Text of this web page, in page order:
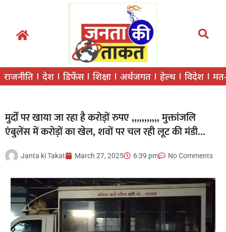
राजनीति देश डिफेंस शिक्षा अर्थजगत हेल्थ विदेश
मुर्दों पर खाया जा रहा है करोड़ों रुपए ,,,,,,,,,,, मुक्तांजलि
एंबुलेंस में करोड़ों का खेल, शवों पर चल रही लूट की मंडी…
Janta ki Takat March 27, 2025 6:39 pm No Comments